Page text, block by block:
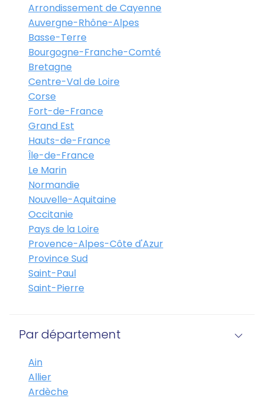
Arrondissement de Cayenne
Auvergne-Rhône-Alpes
Basse-Terre
Bourgogne-Franche-Comté
Bretagne
Centre-Val de Loire
Corse
Fort-de-France
Grand Est
Hauts-de-France
Île-de-France
Le Marin
Normandie
Nouvelle-Aquitaine
Occitanie
Pays de la Loire
Provence-Alpes-Côte d'Azur
Province Sud
Saint-Paul
Saint-Pierre
Par département
Ain
Allier
Ardèche